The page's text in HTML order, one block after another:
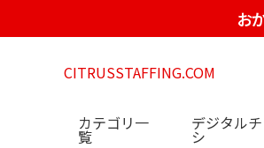
お
CITRUSSTAFFING.COM
カテゴリ一
覧
デジタル
シ